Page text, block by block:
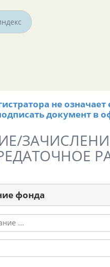
не означает
документ в
фонда